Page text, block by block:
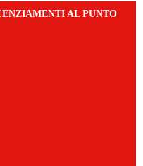
AL PUNTO